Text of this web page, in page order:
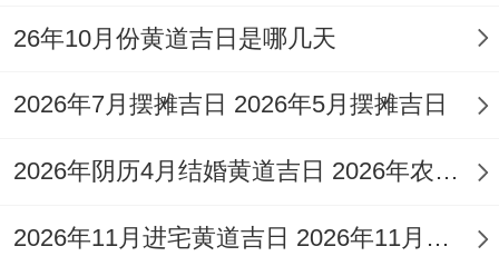
求医、治病、出火、移徙、入宅。
忌:开市、开仓、出货财、安床、安门、安
正式且富有诚意的订婚仪式！
26年10月份黄道吉日是哪几天
2026年7月摆摊吉日 2026年5月摆摊吉日
2026年阴历4月结婚黄道吉日 2026年农历四月十六结婚好吗
2026年11月进宅黄道吉日 2026年11月进宅方向与吉日